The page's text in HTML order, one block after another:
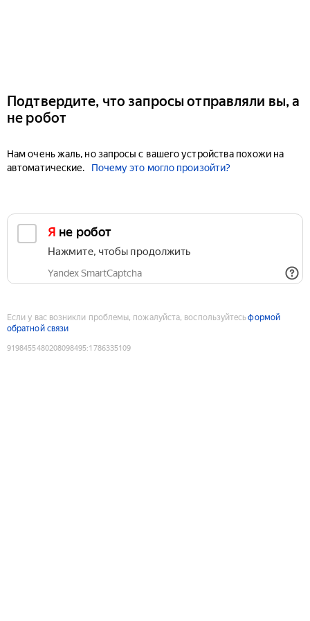
Подтвердите, что запросы отправляли вы, а
не робот
Нам очень жаль, но запросы с вашего устройства похожи на
автоматические.
Почему это могло произойти?
Я не робот
Нажмите, чтобы продолжить
Yandex SmartCaptcha
Если у вас возникли проблемы, пожалуйста, воспользуйтесьформой
обратной связи
9198455480208098495:1786335109